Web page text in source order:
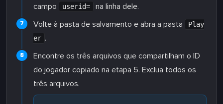
campo
userid=
na linha dele.
Volte à pasta de salvamento e abra a pasta
Play
er .
Encontre os três arquivos que compartilham o ID
do jogador copiado na etapa 5. Exclua todos os
três arquivos.